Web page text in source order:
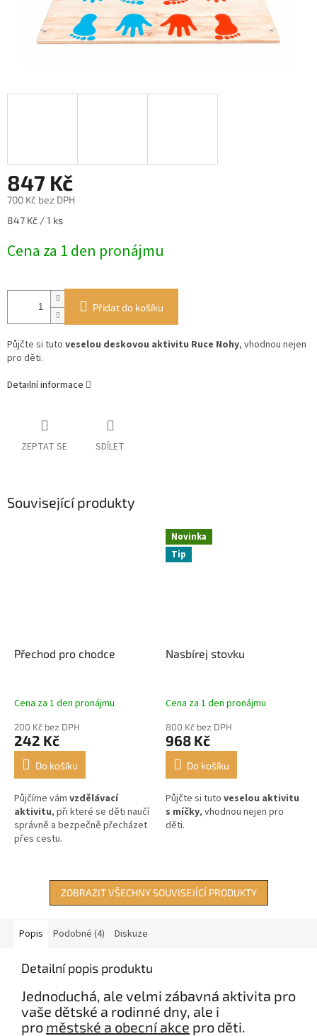
847 Kč
700 Kč bez DPH
Měrná
847 Kč / 1 ks
Cena za 1 den pronájmu
Přidat do košíku
Půjčte si tuto veselou deskovou aktivitu Ruce Nohy, vhodnou nejen
pro děti.
Detailní informace
ZEPTAT SE SDÍLET
Související produkty
Přechod pro chodce
Cena za 1 den pronájmu
200 Kč bez DPH
242 Kč
Do košíku
Půjčíme vám vzdělávací
aktivitu, při které se děti naučí
správně a bezpečně přecházet
přes cestu.
Novinka
Tip
Nasbírej stovku
Cena za 1 den pronájmu
800 Kč bez DPH
968 Kč
Do košíku
Půjčte si tuto veselou aktivitu
s míčky, vhodnou nejen pro
děti.
ZOBRAZIT VŠECHNY SOUVISEJÍCÍ PRODUKTY
Popis Podobné (4) Diskuze
Detailní popis produktu
Jednoduchá, ale velmi zábavná aktivita pro
vaše dětské a rodinné dny, ale i
pro městské a obecní akce pro děti.